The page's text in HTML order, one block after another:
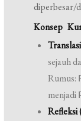
diperbesar/
Konsep
sejauh
Rumus:
menjadi
Refleksi